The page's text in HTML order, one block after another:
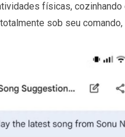
físicas,
sob seu